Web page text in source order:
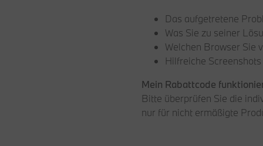
Das aufgetretene
Was Sie zu seiner
Welchen Browser Sie
Hilfreiche Screenshots
Mein Rabattcode
Bitte überprüfen Sie die
nur für nicht ermäßigte